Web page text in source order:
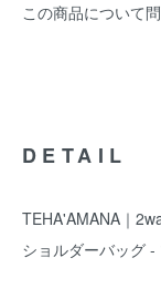
この商品について
DETAIL
TEHA'AMANA｜
ショルダーバッグ -